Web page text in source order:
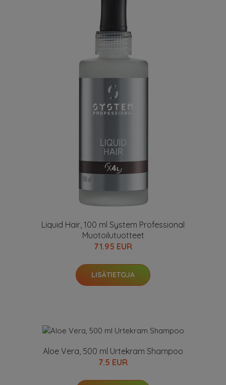
Liquid Hair, 100 ml System Professional
Muotoilutuotteet
71.95 EUR
LISÄTIETOJA
Aloe Vera, 500 ml Urtekram Shampoo
7.5 EUR